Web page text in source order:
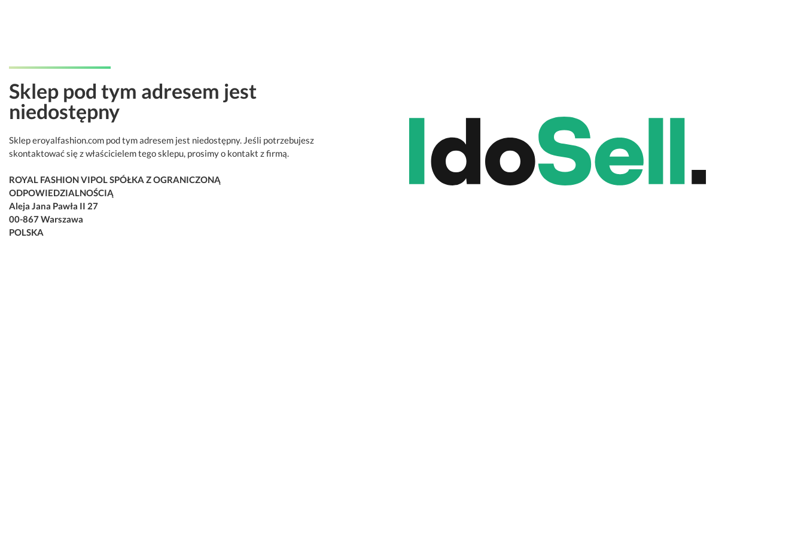
Sklep pod tym adresem jest
niedostępny
Sklep eroyalfashion.com pod tym adresem jest niedostępny. Jeśli potrzebujesz
skontaktować się z właścicielem tego sklepu, prosimy o kontakt z firmą.
ROYAL FASHION VIPOL SPÓŁKA Z OGRANICZONĄ
ODPOWIEDZIALNOŚCIĄ
Aleja Jana Pawła II 27
00-867 Warszawa
POLSKA